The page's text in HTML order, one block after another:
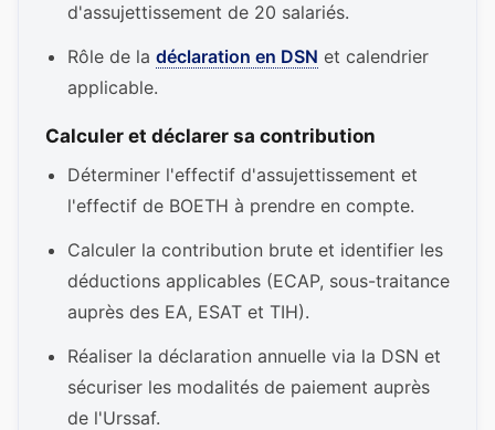
d'assujettissement de 20 salariés.
Rôle de la déclaration en DSN et calendrier
applicable.
Calculer et déclarer sa contribution
Déterminer l'effectif d'assujettissement et
l'effectif de BOETH à prendre en compte.
Calculer la contribution brute et identifier les
déductions applicables (ECAP, sous-traitance
auprès des EA, ESAT et TIH).
Réaliser la déclaration annuelle via la DSN et
sécuriser les modalités de paiement auprès
de l'Urssaf.